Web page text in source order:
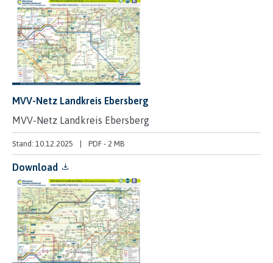
MVV-Netz Landkreis Ebersberg
MVV-Netz Landkreis Ebersberg
Stand: 10.12.2025 PDF - 2 MB
Download